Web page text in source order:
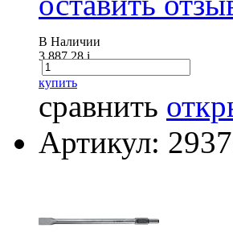
В Наличии
3 887.28i
купить
сравнить
Артикул: